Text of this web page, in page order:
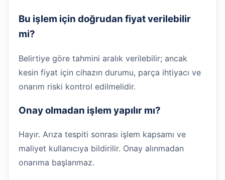
Bu işlem için doğrudan fiyat verilebilir
mi?
Belirtiye göre tahmini aralık verilebilir; ancak
kesin fiyat için cihazın durumu, parça ihtiyacı ve
onarım riski kontrol edilmelidir.
Onay olmadan işlem yapılır mı?
Hayır. Arıza tespiti sonrası işlem kapsamı ve
maliyet kullanıcıya bildirilir. Onay alınmadan
onarıma başlanmaz.